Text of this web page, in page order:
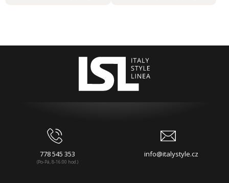
778 545 353
(Po-Pá, 8-16:00 hod.)
info@italystyle.cz